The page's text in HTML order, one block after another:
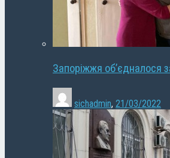
Запоріжжя об’єдналося
sichadmin, 21/03/2022